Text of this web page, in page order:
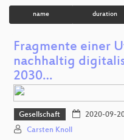
name duration
Fragmente einer
nachhaltig
2030…
Gesellschaft 2020-09-
Carsten Knoll